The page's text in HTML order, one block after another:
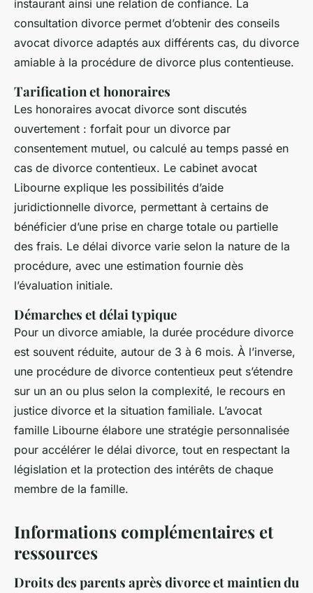
instaurant ainsi une relation de confiance. La
consultation divorce permet d’obtenir des conseils
avocat divorce adaptés aux différents cas, du divorce
amiable à la procédure de divorce plus contentieuse.
Tarification et honoraires
Les honoraires avocat divorce sont discutés
ouvertement : forfait pour un divorce par
consentement mutuel, ou calculé au temps passé en
cas de divorce contentieux. Le cabinet avocat
Libourne explique les possibilités d’aide
juridictionnelle divorce, permettant à certains de
bénéficier d’une prise en charge totale ou partielle
des frais. Le délai divorce varie selon la nature de la
procédure, avec une estimation fournie dès
l’évaluation initiale.
Démarches et délai typique
Pour un divorce amiable, la durée procédure divorce
est souvent réduite, autour de 3 à 6 mois. À l’inverse,
une procédure de divorce contentieux peut s’étendre
sur un an ou plus selon la complexité, le recours en
justice divorce et la situation familiale. L’avocat
famille Libourne élabore une stratégie personnalisée
pour accélérer le délai divorce, tout en respectant la
législation et la protection des intérêts de chaque
membre de la famille.
Informations complémentaires et
ressources
Droits des parents après divorce et maintien du